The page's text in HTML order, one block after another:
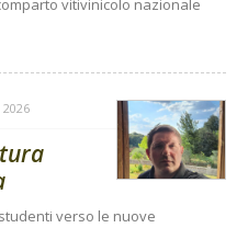
vitivinicolo nazionale
verso le nuove